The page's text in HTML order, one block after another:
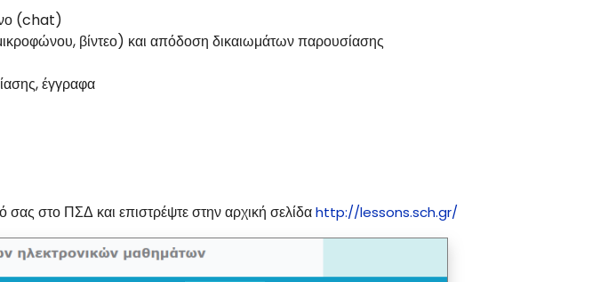
(chat)
βίντεο) και απόδοση δικαιωμάτων παρουσίασης
έγγραφα
σας στο ΠΣΔ και επιστρέψτε στην αρχική σελίδαhttp://lessons.sch.gr/